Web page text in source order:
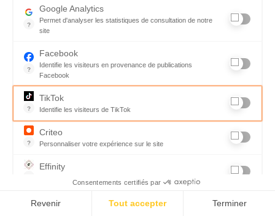
vos paiements, vous garantit l'identité de
votre expert et assure la confidentialité
?
Google Analytics
Permet d'analyser les statistiques de consultation de notre
site
?
Facebook
Identifie les visiteurs en provenance de publications
Facebook
Parce que vous ne venez pas tous les jours sur notre site, ce
?
TikTok
Identifie les visiteurs de TikTok
Permet de suivre les actions du visiteur sur le site web, et de
?
Criteo
Personnaliser votre expérience sur le site
Effinity
Des partenariats personnalisés entre annonceurs et éditeurs
Gestion de partenariats personnalisés entre annonceurs et
Consentements certifiés par
Revenir Tout accepter Terminer